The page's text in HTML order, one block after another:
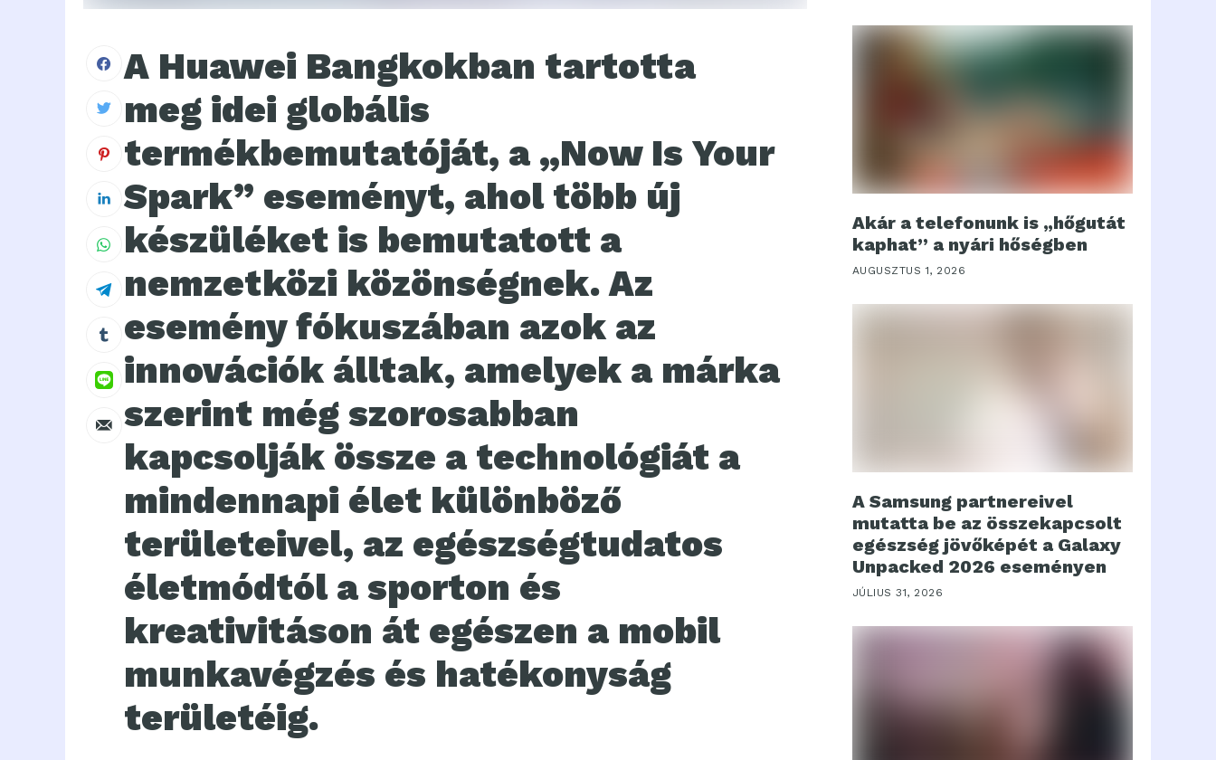
A Huawei Bangkokban tartotta
meg idei globális
termékbemutatóját, a „Now Is Your
Spark” eseményt, ahol több új
készüléket is bemutatott a
nemzetközi közönségnek. Az
esemény fókuszában azok az
innovációk álltak, amelyek a márka
szerint még szorosabban
kapcsolják össze a technológiát a
mindennapi élet különböző
területeivel, az egészségtudatos
életmódtól a sporton és
kreativitáson át egészen a mobil
munkavégzés és hatékonyság
területéig.
Akár a telefonunk is „hőgutát
kaphat” a nyári hőségben
AUGUSZTUS 1, 2026
A Samsung partnereivel
mutatta be az összekapcsolt
egészség jövőképét a Galaxy
Unpacked 2026 eseményen
JÚLIUS 31, 2026